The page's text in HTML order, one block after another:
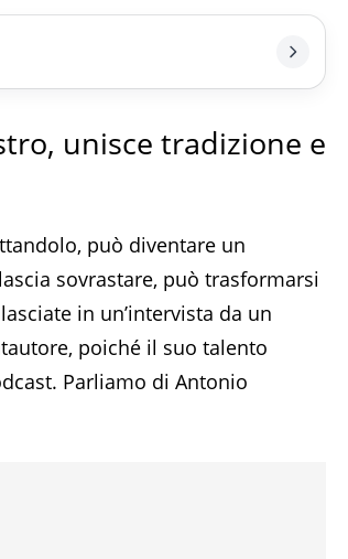
unisce tradizione e
può diventare un
sovrastare, può trasformarsi
in un’intervista da un
poiché il suo talento
Parliamo di Antonio